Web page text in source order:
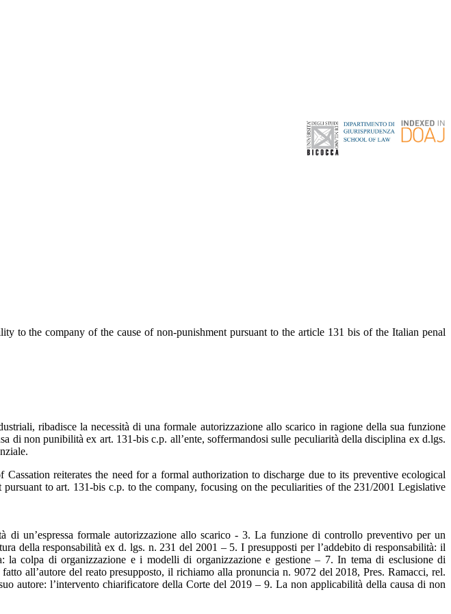
to the company of the cause of non-punishment pursuant to the article 131 bis of the Italian penal
ribadisce la necessità di una formale autorizzazione allo scarico in ragione della sua funzione
non punibilità ex art. 131-bis c.p. all’ente, soffermandosi sulle peculiarità della disciplina ex d.lgs.
reiterates the need for a formal authorization to discharge due to its preventive ecological
to art. 131-bis c.p. to the company, focusing on the peculiarities of the 231/2001 Legislative
un’espressa formale autorizzazione allo scarico - 3. La funzione di controllo preventivo per un
della responsabilità ex d. lgs. n. 231 del 2001 – 5. I presupposti per l’addebito di responsabilità: il
colpa di organizzazione e i modelli di organizzazione e gestione – 7. In tema di esclusione di
all’autore del reato presupposto, il richiamo alla pronuncia n. 9072 del 2018, Pres. Ramacci, rel.
autore: l’intervento chiarificatore della Corte del 2019 – 9. La non applicabilità della causa di non